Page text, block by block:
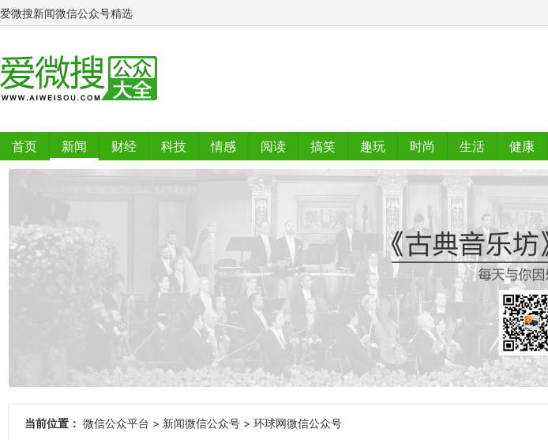
爱微搜新闻微信公众号精选
首页 新闻 财经 科技 情感 阅读 搞笑 趣玩 时尚 生活 健康
当前位置： 微信公众平台 > 新闻微信公众号 > 环球网微信公众号